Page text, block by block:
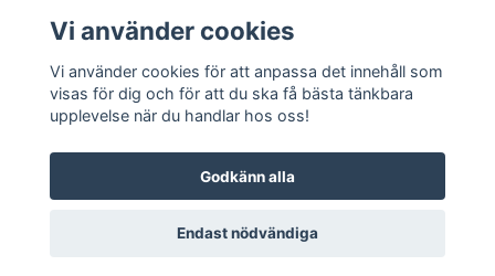
KÖPVILLKOR
© Copyright Tika
Vi använder cookies
Vi använder cookies för att anpassa det innehåll som
visas för dig och för att du ska få bästa tänkbara
upplevelse när du handlar hos oss!
Godkänn alla
Endast nödvändiga